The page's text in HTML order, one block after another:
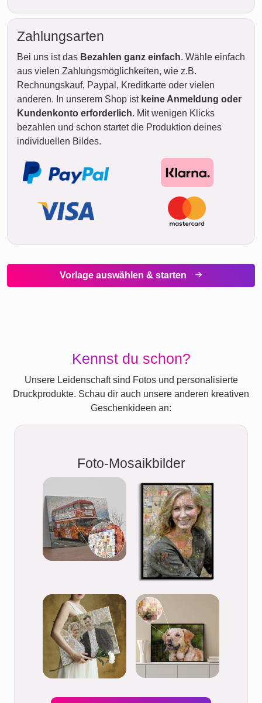
Zahlungsarten
Bei uns ist das Bezahlen ganz einfach. Wähle einfach
aus vielen Zahlungsmöglichkeiten, wie z.B.
Rechnungskauf, Paypal, Kreditkarte oder vielen
anderen. In unserem Shop ist keine Anmeldung oder
Kundenkonto erforderlich. Mit wenigen Klicks
bezahlen und schon startet die Produktion deines
individuellen Bildes.
Vorlage auswählen & starten
Kennst du schon?
Unsere Leidenschaft sind Fotos und personalisierte
Druckprodukte. Schau dir auch unsere anderen kreativen
Geschenkideen an:
Foto-Mosaikbilder